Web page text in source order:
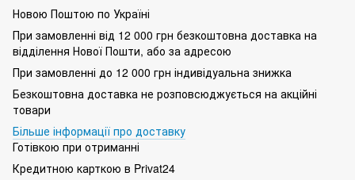
Новою Поштою по Україні
При замовленні від 12 000 грн безкоштовна доставка на
відділення Нової Пошти, або за адресою
При замовленні до 12 000 грн індивідуальна знижка
Безкоштовна доставка не розповсюджується на акційні
товари
Більше інформації про доставку
Готівкою при отриманні
Кредитною карткою в Privat24